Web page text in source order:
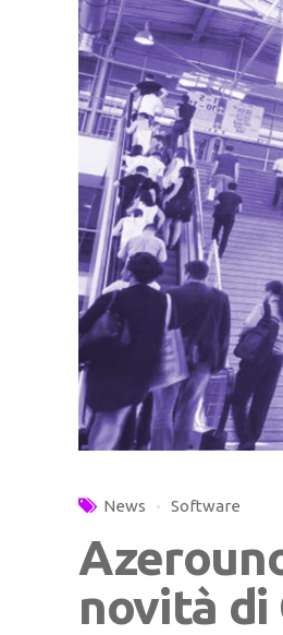
News Software
novità di